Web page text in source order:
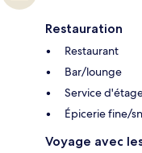
Restauration
Restaurant
Bar/lounge
Service
Épicerie fine/
Voyage avec